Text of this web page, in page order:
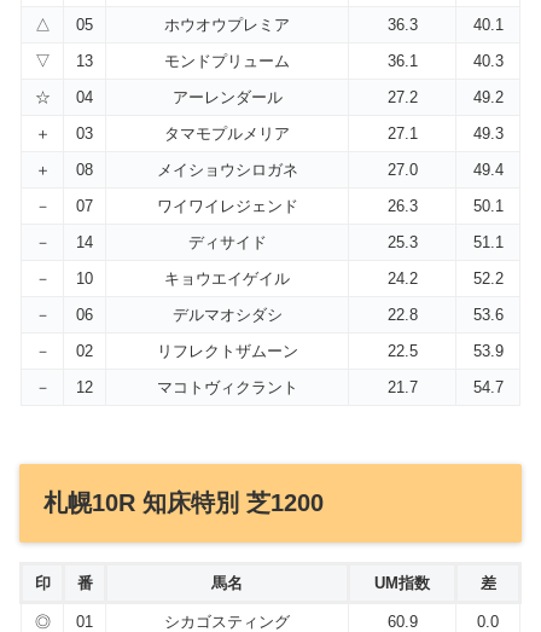
△ 05 ホウオウプレミア 36.3
40.1
▽
13 モンドプリューム 36.1
40.3
☆
04 アーレンダール 27.2
49.2
＋
03 タマモプルメリア 27.1
49.3
＋
08 メイショウシロガネ 27.0
49.4
－
07 ワイワイレジェンド 26.3
50.1
－
14 ディサイド 25.3
51.1
－
10 キョウエイゲイル 24.2
52.2
－
06 デルマオシダシ 22.8
53.6
－
02 リフレクトザムーン 22.5
53.9
－
12 マコトヴィクラント 21.7 54.7
札幌10R 知床特別 芝1200
印 番 馬名 UM指数 差
◎ 01 シカゴスティング 60.9
0.0